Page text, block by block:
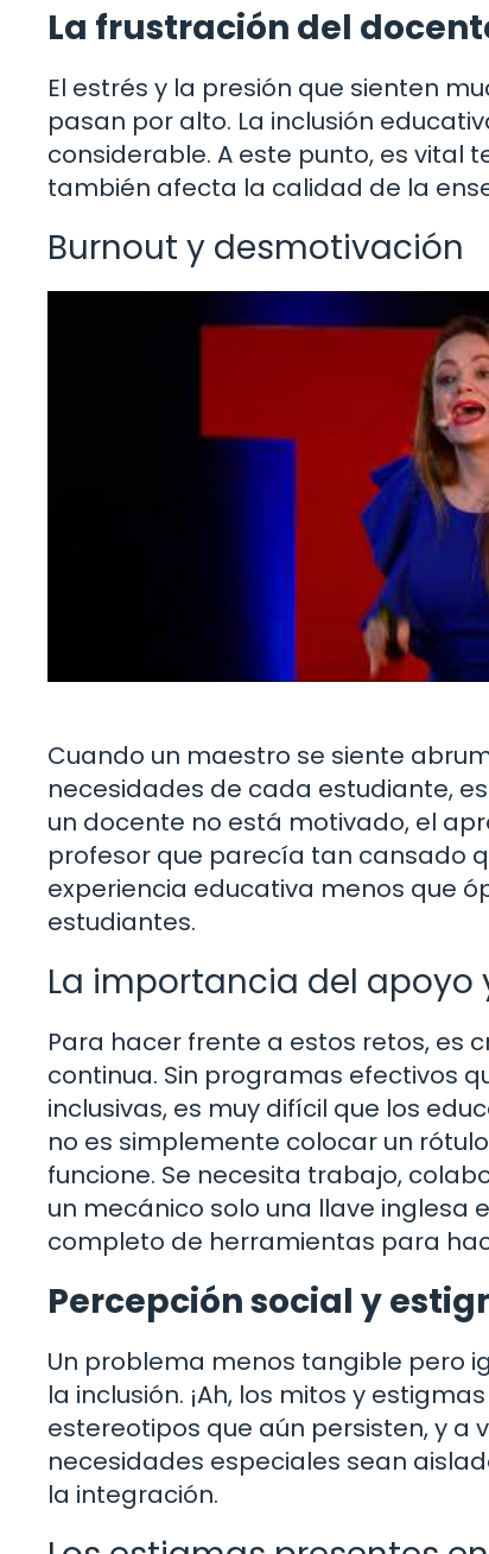
La frustración del
El estrés y la presión que sienten
pasan por alto. La inclusión
considerable. A este punto, es vital
también afecta la calidad de la
Burnout y desmotivación
Cuando un maestro se siente
necesidades de cada estudiante,
un docente no está motivado, el
profesor que parecía tan cansado
experiencia educativa menos que
estudiantes.
La importancia del
Para hacer frente a estos retos, es
continua. Sin programas efectivos
inclusivas, es muy difícil que los
no es simplemente colocar un
funcione. Se necesita trabajo,
un mecánico solo una llave inglesa
completo de herramientas para
Percepción social y
Un problema menos tangible pero
la inclusión. ¡Ah, los mitos y
estereotipos que aún persisten, y a
necesidades especiales sean
la integración.